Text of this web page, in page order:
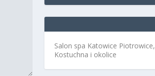
Salon spa Katowice Piotrowice,
Kostuchna i okolice